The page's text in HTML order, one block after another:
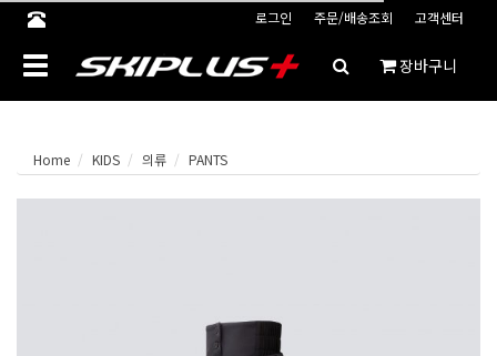
로그인 주문/배송조회 고객센터
Toggle
navigation 장바구니
Home KIDS 의류 PANTS